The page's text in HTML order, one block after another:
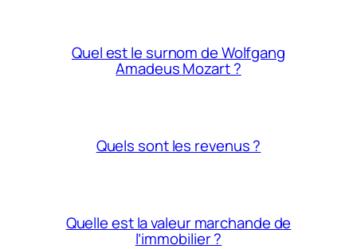
Quel est le surnom de Wolfgang
Amadeus Mozart ?
Quels sont les revenus ?
Quelle est la valeur marchande de
l’immobilier ?